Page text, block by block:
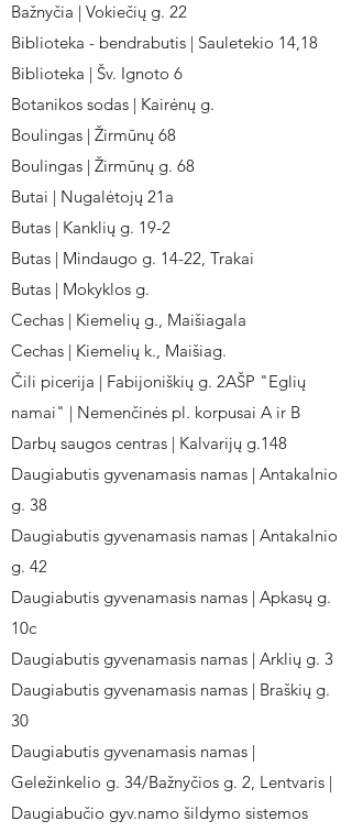
Bažnyčia | Vokiečių g. 22
Biblioteka - bendrabutis | Sauletekio 14,18
Biblioteka | Šv. Ignoto 6
Botanikos sodas | Kairėnų g.
Boulingas | Žirmūnų 68
Boulingas | Žirmūnų g. 68
Butai | Nugalėtojų 21a
Butas | Kanklių g. 19-2
Butas | Mindaugo g. 14-22, Trakai
Butas | Mokyklos g.
Cechas | Kiemelių g., Maišiagala
Cechas | Kiemelių k., Maišiag.
Čili picerija | Fabijoniškių g. 2AŠP "Eglių
namai" | Nemenčinės pl. korpusai A ir B
Darbų saugos centras | Kalvarijų g.148
Daugiabutis gyvenamasis namas | Antakalnio
g. 38
Daugiabutis gyvenamasis namas | Antakalnio
g. 42
Daugiabutis gyvenamasis namas | Apkasų g.
10c
Daugiabutis gyvenamasis namas | Arklių g. 3
Daugiabutis gyvenamasis namas | Braškių g.
30
Daugiabutis gyvenamasis namas |
Geležinkelio g. 34/Bažnyčios g. 2, Lentvaris |
Daugiabučio gyv.namo šildymo sistemos